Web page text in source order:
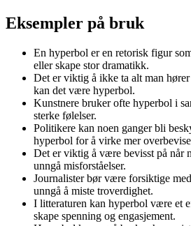
Eksempler på bruk
En hyperbol er en retorisk figur
eller skape stor dramatikk.
Det er viktig å ikke ta alt man
kan det være hyperbol.
Kunstnere bruker ofte hyperbol i
sterke følelser.
Politikere kan noen ganger bli
hyperbol for å virke mer
Det er viktig å være bevisst på når
unngå misforståelser.
Journalister bør være forsiktige
unngå å miste troverdighet.
I litteraturen kan hyperbol være et
skape spenning og engasjement.